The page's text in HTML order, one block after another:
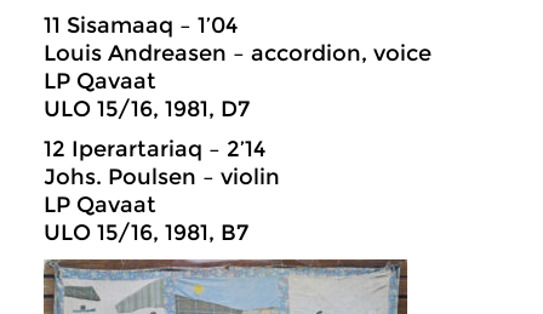
11 Sisamaaq – 1’04
Louis Andreasen – accordion, voice
LP Qavaat
ULO 15/16, 1981, D7
12 Iperartariaq – 2’14
Johs. Poulsen – violin
LP Qavaat
ULO 15/16, 1981, B7